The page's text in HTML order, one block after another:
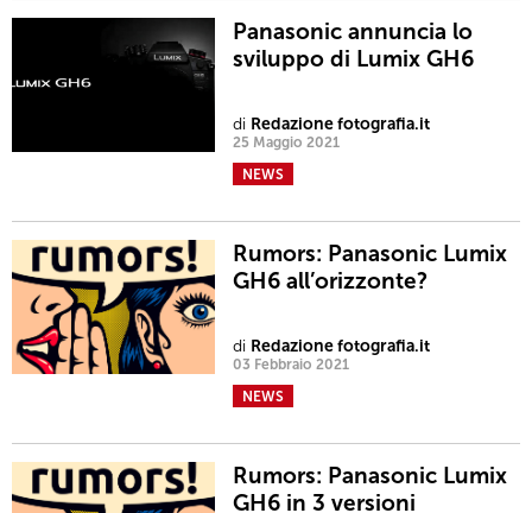
Panasonic annuncia lo
sviluppo di Lumix GH6
di Redazione fotografia.it
25 Maggio 2021
NEWS
Rumors: Panasonic Lumix
GH6 all’orizzonte?
di Redazione fotografia.it
03 Febbraio 2021
NEWS
Rumors: Panasonic Lumix
GH6 in 3 versioni